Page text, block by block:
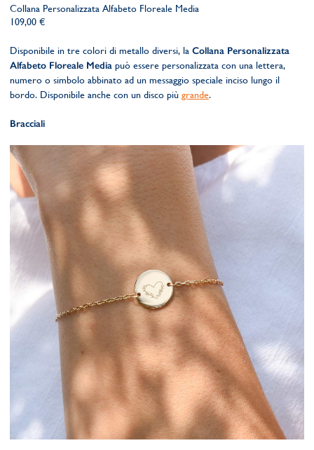
Collana Personalizzata Alfabeto Floreale Media
109,00 €
Disponibile in tre colori di metallo diversi, la Collana Personalizzata
Alfabeto Floreale Media può essere personalizzata con una lettera,
numero o simbolo abbinato ad un messaggio speciale inciso lungo il
bordo. Disponibile anche con un disco più grande.
Bracciali